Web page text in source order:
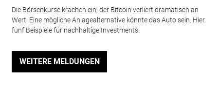
Die Börsenkurse krachen ein, der Bitcoin verliert dramatisch an
Wert. Eine mögliche Anlagealternative könnte das Auto sein. Hier
fünf Beispiele für nachhaltige Investments.
WEITERE MELDUNGEN